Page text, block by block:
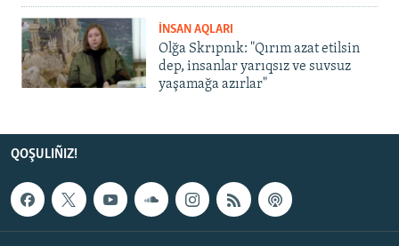
İNSAN AQLARI
Olğa Skrıpnık: "Qırım azat etilsin
dep, insanlar yarıqsız ve suvsuz
yaşamağa azırlar"
QOŞULIÑIZ!